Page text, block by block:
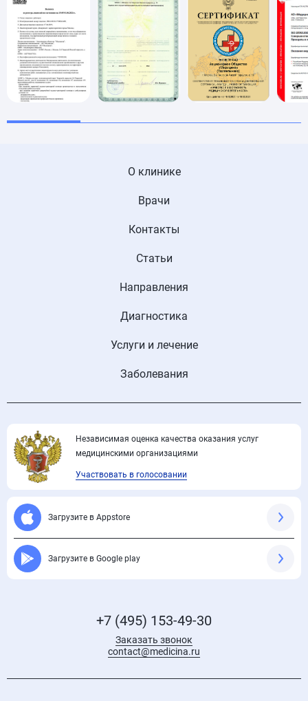
Независимая оценка качества оказания услуг
медицинскими организациями
Участвовать в голосовании
Загрузите в Appstore
Загрузите в Google play
О клинике
Врачи
Контакты
Статьи
Направления
Диагностика
Услуги и лечение
Заболевания
+7 (495) 153-49-30
Заказать звонок
contact@medicina.ru